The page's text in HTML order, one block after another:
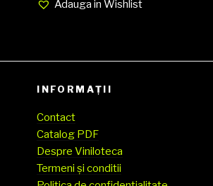
(SH)
Adauga in Wishlist
INFORMAȚII
Contact
Catalog PDF
Despre Viniloteca
Termeni și conditii